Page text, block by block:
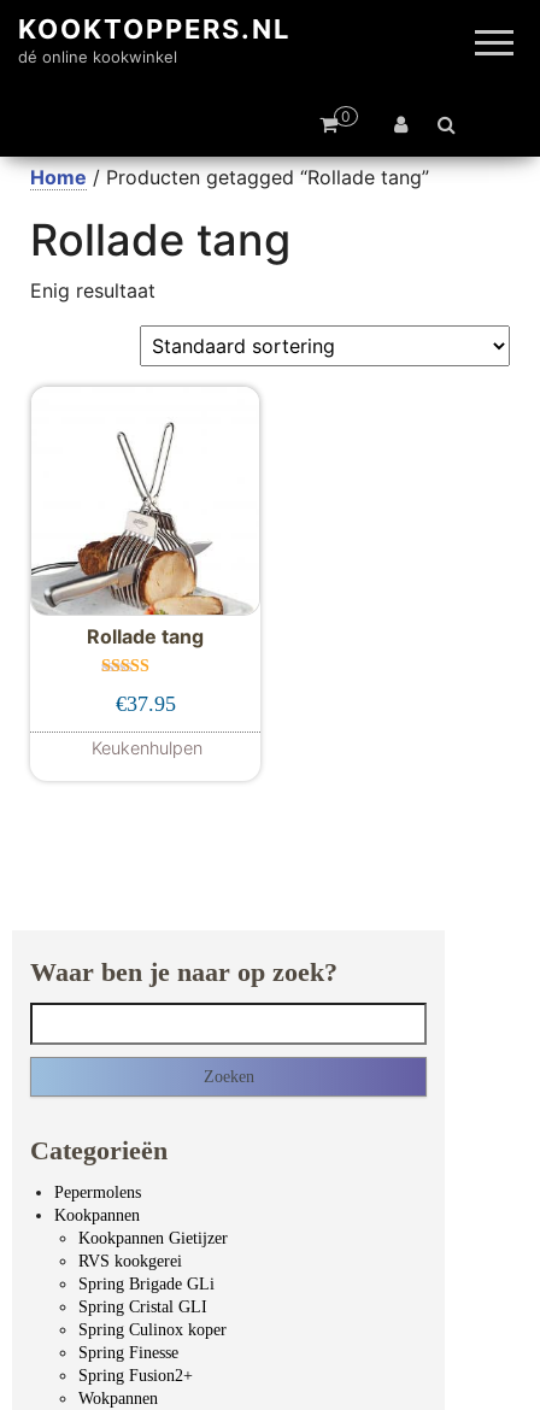
KOOKTOPPERS.NL
dé online kookwinkel
0
Home / Producten getagged “Rollade tang”
Rollade tang
Enig resultaat
Rollade tang
d
uit 5
€37.95
Keukenhulpen
Waar ben je naar op zoek?
Categorieën
Pepermolens
Kookpannen
Kookpannen Gietijzer
RVS kookgerei
Spring Brigade GLi
Spring Cristal GLI
Spring Culinox koper
Spring Finesse
Spring Fusion2+
Wokpannen